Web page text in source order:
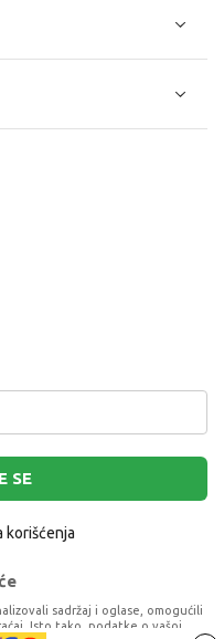
SE
korišćenja
Google
sadržaj i oglase, omogućili
Isto tako, podatke o vašoj